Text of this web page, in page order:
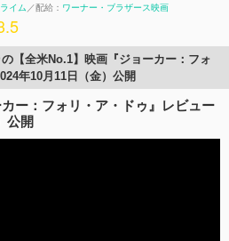
イム 配給： ワーナー・ブラザース映画
【全米No.1】映画『ジョーカー：フォ
年10月11日（金）公開
ー：フォリ・ア・ドゥ』レビュー
公開